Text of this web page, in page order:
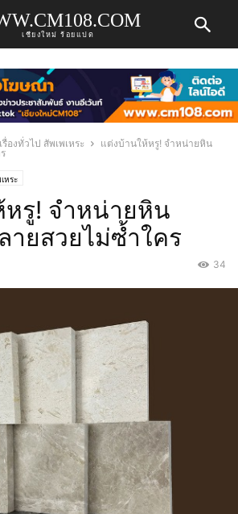
เชียงใหม่ ร้อยแปด
องทั่วไป สัพเพเหระ
แต่งบ้านให้หรู! จำหน่ายหิน
หระ
หรู! จำหน่ายหิน
ายสวยไม่ซ้ำใคร
34